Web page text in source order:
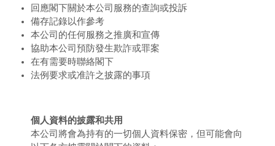
回應閣下關於本公司服務的查詢或投訴
備存記錄以作參考
本公司的任何服務之推廣和宣傳
協助本公司預防發生欺詐或罪案
在有需要時聯絡閣下
法例要求或准許之披露的事項
個人資料的披露和共用
本公司將會為持有的一切個人資料保密，但可能會向